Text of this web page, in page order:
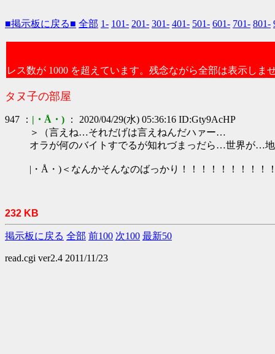
■掲示板に戻る■ 全部 1- 101- 201- 301- 401- 501- 601- 701- 801-
レス数が 1000 を超えています。残念ながら全部は表示しま
タヌ子の部屋
947 ： |・Å・) ： 2020/04/29(水) 05:36:16 ID:Gty9AcHP
＞（言えね…それだげは言えねんだハァー…
オラが何のバイトすでるが知れづまっだら…世界が…
|・Å・)＜なんかそんなのばっかり！！！！！！！！！
232 KB
掲示板に戻る 全部 前100 次100 最新50
read.cgi ver2.4 2011/11/23